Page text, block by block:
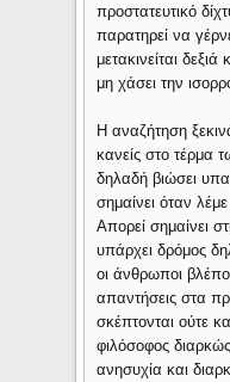
προστατευτικό
παρατηρεί να
μετακινείται
μη χάσει την
Η αναζήτηση
κανείς στο τέρμα
δηλαδή βιώσει
σημαίνει όταν
Απορεί σημαίνει
υπάρχει δρόμος
οι άνθρωποι
απαντήσεις στα
σκέπτονται ούτε
φιλόσοφος
ανησυχία και